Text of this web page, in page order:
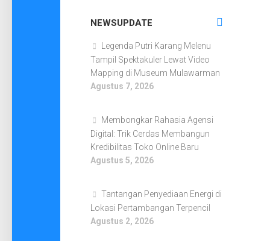
NEWSUPDATE
Legenda Putri Karang Melenu
Tampil Spektakuler Lewat Video
Mapping di Museum Mulawarman
Agustus 7, 2026
Membongkar Rahasia Agensi
Digital: Trik Cerdas Membangun
Kredibilitas Toko Online Baru
Agustus 5, 2026
Tantangan Penyediaan Energi di
Lokasi Pertambangan Terpencil
Agustus 2, 2026